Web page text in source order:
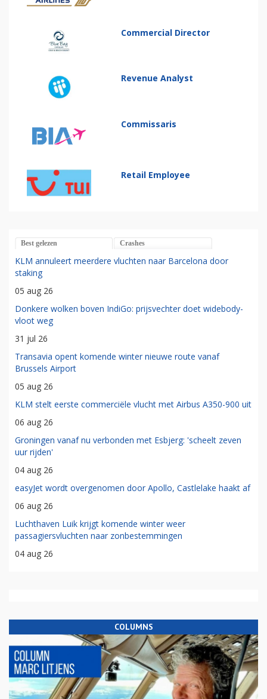
Commercial Director
Revenue Analyst
Commissaris
Retail Employee
Best gelezen Crashes
KLM annuleert meerdere vluchten naar Barcelona door
staking
05 aug 26
Donkere wolken boven IndiGo: prijsvechter doet widebody-
vloot weg
31 jul 26
Transavia opent komende winter nieuwe route vanaf
Brussels Airport
05 aug 26
KLM stelt eerste commerciële vlucht met Airbus A350-900 uit
06 aug 26
Groningen vanaf nu verbonden met Esbjerg: 'scheelt zeven
uur rijden'
04 aug 26
easyJet wordt overgenomen door Apollo, Castlelake haakt af
06 aug 26
Luchthaven Luik krijgt komende winter weer
passagiersvluchten naar zonbestemmingen
04 aug 26
COLUMNS